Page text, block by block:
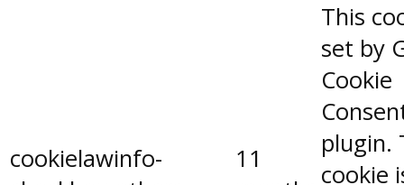
cookielawinfo-
11
This
set by
Cookie
plugin.
cookie